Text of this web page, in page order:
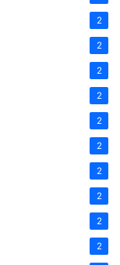
2
2
2
2
2
2
2
2
2
2